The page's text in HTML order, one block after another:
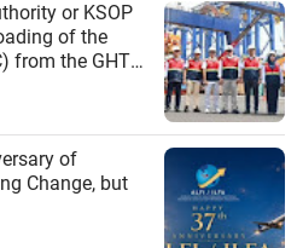
or KSOP
of the
from the GHT
of
Change, but